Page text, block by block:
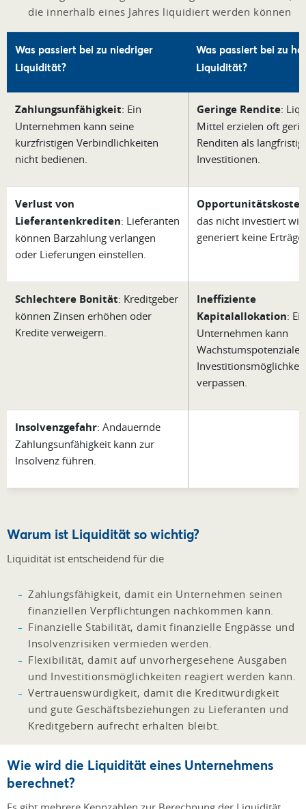
die innerhalb eines Jahres liquidiert werden können
Was passiert bei zu niedriger
Liquidität?
Was passiert bei zu
Liquidität?
Zahlungsunfähigkeit: Ein
Unternehmen kann seine
kurzfristigen Verbindlichkeiten
nicht bedienen.
Geringe Rendite:
Mittel erzielen oft
Renditen als
Investitionen.
Verlust von
Lieferantenkrediten: Lieferanten
können Barzahlung verlangen
oder Lieferungen einstellen.
Opportunitätskosten
das nicht investiert
generiert keine Erträge.
Schlechtere Bonität: Kreditgeber
können Zinsen erhöhen oder
Kredite verweigern.
Ineffiziente
Kapitalallokation: Ein
Unternehmen kann
Wachstumspotenziale
verpassen.
Insolvenzgefahr: Andauernde
Zahlungsunfähigkeit kann zur
Insolvenz führen.
Warum ist Liquidität so wichtig?
Liquidität ist entscheidend für die
Zahlungsfähigkeit, damit ein Unternehmen seinen
finanziellen Verpflichtungen nachkommen kann.
Finanzielle Stabilität, damit finanzielle Engpässe und
Insolvenzrisiken vermieden werden.
Flexibilität, damit auf unvorhergesehene Ausgaben
und Investitionsmöglichkeiten reagiert werden kann.
Vertrauenswürdigkeit, damit die Kreditwürdigkeit
und gute Geschäftsbeziehungen zu Lieferanten und
Kreditgebern aufrecht erhalten bleibt.
Wie wird die Liquidität eines Unternehmens
berechnet?